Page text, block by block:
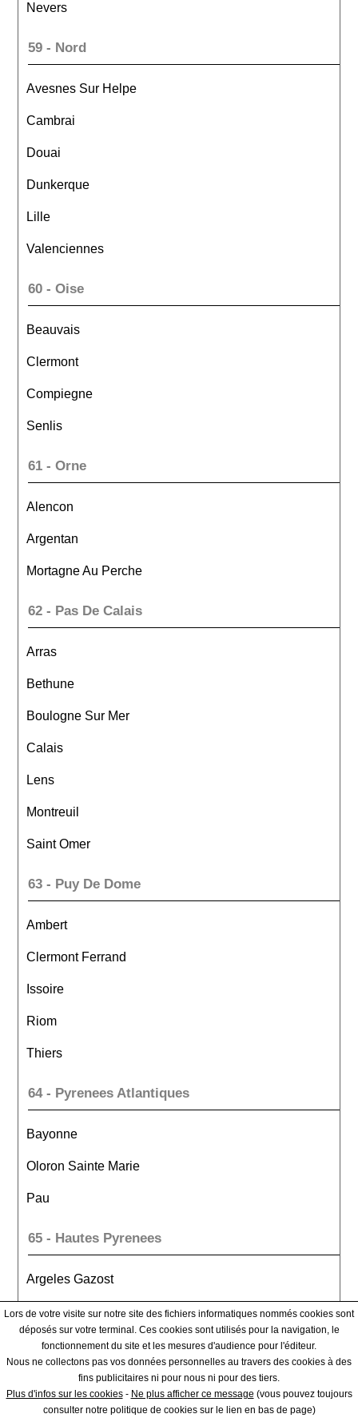
Nevers
59 - Nord
Avesnes Sur Helpe
Cambrai
Douai
Dunkerque
Lille
Valenciennes
60 - Oise
Beauvais
Clermont
Compiegne
Senlis
61 - Orne
Alencon
Argentan
Mortagne Au Perche
62 - Pas De Calais
Arras
Bethune
Boulogne Sur Mer
Calais
Lens
Montreuil
Saint Omer
63 - Puy De Dome
Ambert
Clermont Ferrand
Issoire
Riom
Thiers
64 - Pyrenees Atlantiques
Bayonne
Oloron Sainte Marie
Pau
65 - Hautes Pyrenees
Argeles Gazost
Bagneres De Bigorre
Tarbes
66 - Pyrenees Orientales
Lors de votre visite sur notre site des fichiers informatiques nommés cookies sont
déposés sur votre terminal. Ces cookies sont utilisés pour la navigation, le
fonctionnement du site et les mesures d'audience pour l'éditeur.
Nous ne collectons pas vos données personnelles au travers des cookies à des
fins publicitaires ni pour nous ni pour des tiers.
Plus d'infos sur les cookies- Ne plus afficher ce message (vous pouvez toujours
consulter notre politique de cookies sur le lien en bas de page)